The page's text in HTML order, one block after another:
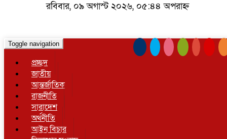
রবিবার, ০৯ অগাস্ট ২০২৬, ০৫:৪৪ অপরাহ্ন
Toggle navigation
প্রচ্ছদ
জাতীয়
আন্তর্জাতিক
রাজনীতি
সারাদেশ
অর্থনীতি
আইন বিচার